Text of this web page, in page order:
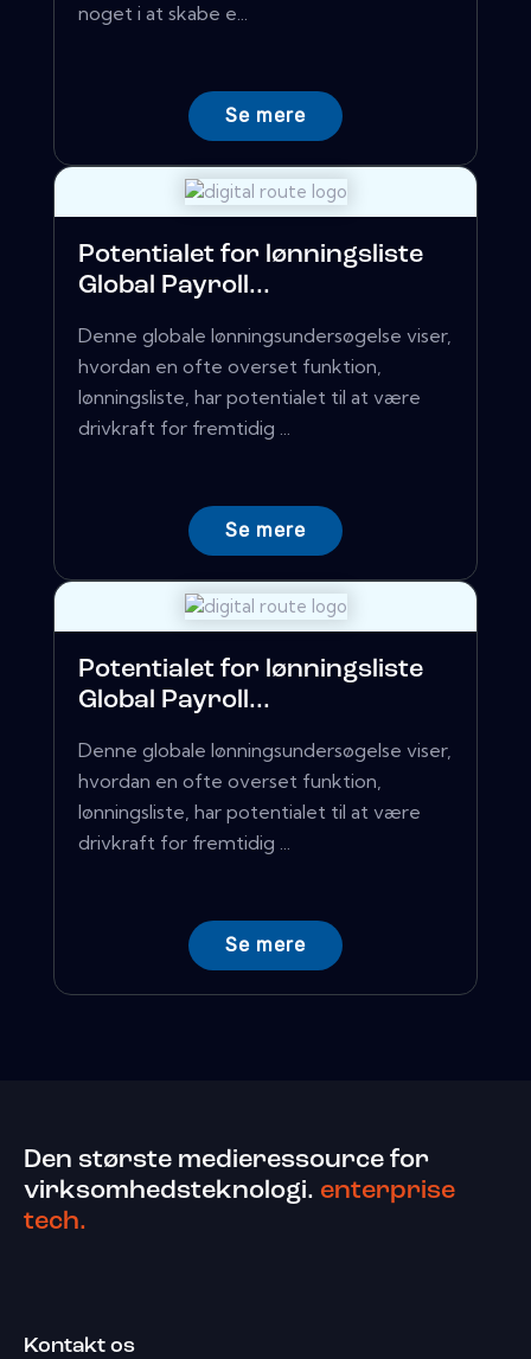
noget i at skabe e...
Se mere
Potentialet for lønningsliste
Global Payroll...
Denne globale lønningsundersøgelse viser,
hvordan en ofte overset funktion,
lønningsliste, har potentialet til at være
drivkraft for fremtidig ...
Se mere
Potentialet for lønningsliste
Global Payroll...
Denne globale lønningsundersøgelse viser,
hvordan en ofte overset funktion,
lønningsliste, har potentialet til at være
drivkraft for fremtidig ...
Se mere
Den største medieressource for
virksomhedsteknologi. enterprise
tech.
Kontakt os